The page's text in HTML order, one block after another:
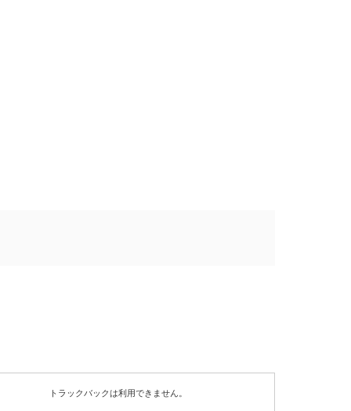
トラックバックは利用できません。